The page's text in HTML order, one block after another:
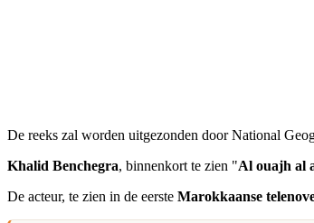
De reeks zal worden uitgezonden door National
Khalid Benchegra, binnenkort te zien "Al ouajh al
De acteur, te zien in de eerste Marokkaanse